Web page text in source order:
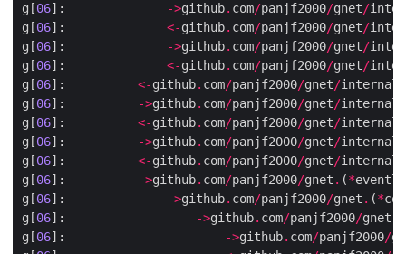
g[06]: ->github. com/panjf2000/gnet/
g[06]: <-github. com/panjf2000/gnet/
g[06]: ->github. com/panjf2000/gnet/
g[06]: <-github. com/panjf2000/gnet/
g[06]: <-github. com/panjf2000/gnet/internal
g[06]: ->github. com/panjf2000/gnet/internal
g[06]: <-github. com/panjf2000/gnet/internal
g[06]: ->github. com/panjf2000/gnet/internal
g[06]: <-github. com/panjf2000/gnet/internal
g[06]: ->github. com/panjf2000/gnet . (*
g[06]: ->github. com/panjf2000/gnet . (*
g[06]: ->github. com/panjf2000/gnet
g[06]: ->github. com/panjf2000/